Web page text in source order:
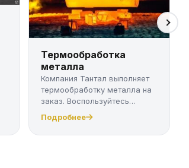
Термообработка
металла
Компания Тантал выполняет
термообработку металла на
заказ. Воспользуйтесь
качест...
Подробнее